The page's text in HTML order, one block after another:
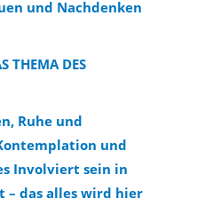
und Nachdenken
THEMA DES
Ruhe und
und
Involviert sein in
– das alles wird hier